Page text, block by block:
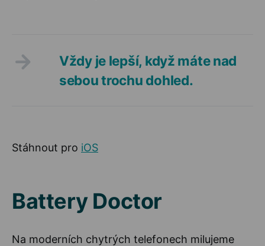
Vždy je lepší, když máte nad
sebou trochu dohled.
Stáhnout pro iOS
Battery Doctor
Na moderních chytrých telefonech milujeme